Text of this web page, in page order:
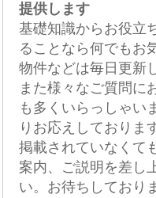
提供します
基礎知識からお役立
ることなら何でもお
物件などは毎日更新
また様々なご質問に
も多くいらっしゃい
りお応えしておりま
掲載されていなくて
案内、ご説明を差し
い。お待ちしており